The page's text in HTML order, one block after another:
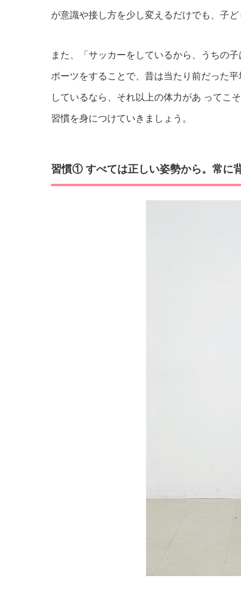
が意識や接し方を少し変えるだけでも、子
また、「サッカーをしているから、うちの
ポーツをすることで、昔は当たり前だった
しているなら、それ以上の体力があ ってこ
習慣を身につけていきましょう。
習慣① すべては正しい姿勢から。常に